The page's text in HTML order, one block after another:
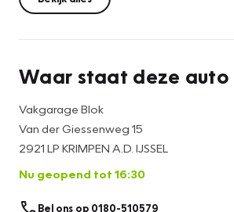
RDW teller rapport en tenaamstelling
Voor meer informatie over deze auto of
evt. 's Avonds geopend op afspraak
Waar staat deze auto
Vakgarage Blok
Van der Giessenweg 15
2921 LP KRIMPEN A.D. IJSSEL
Nu geopend tot 16:30
Bel ons op 0180-510579